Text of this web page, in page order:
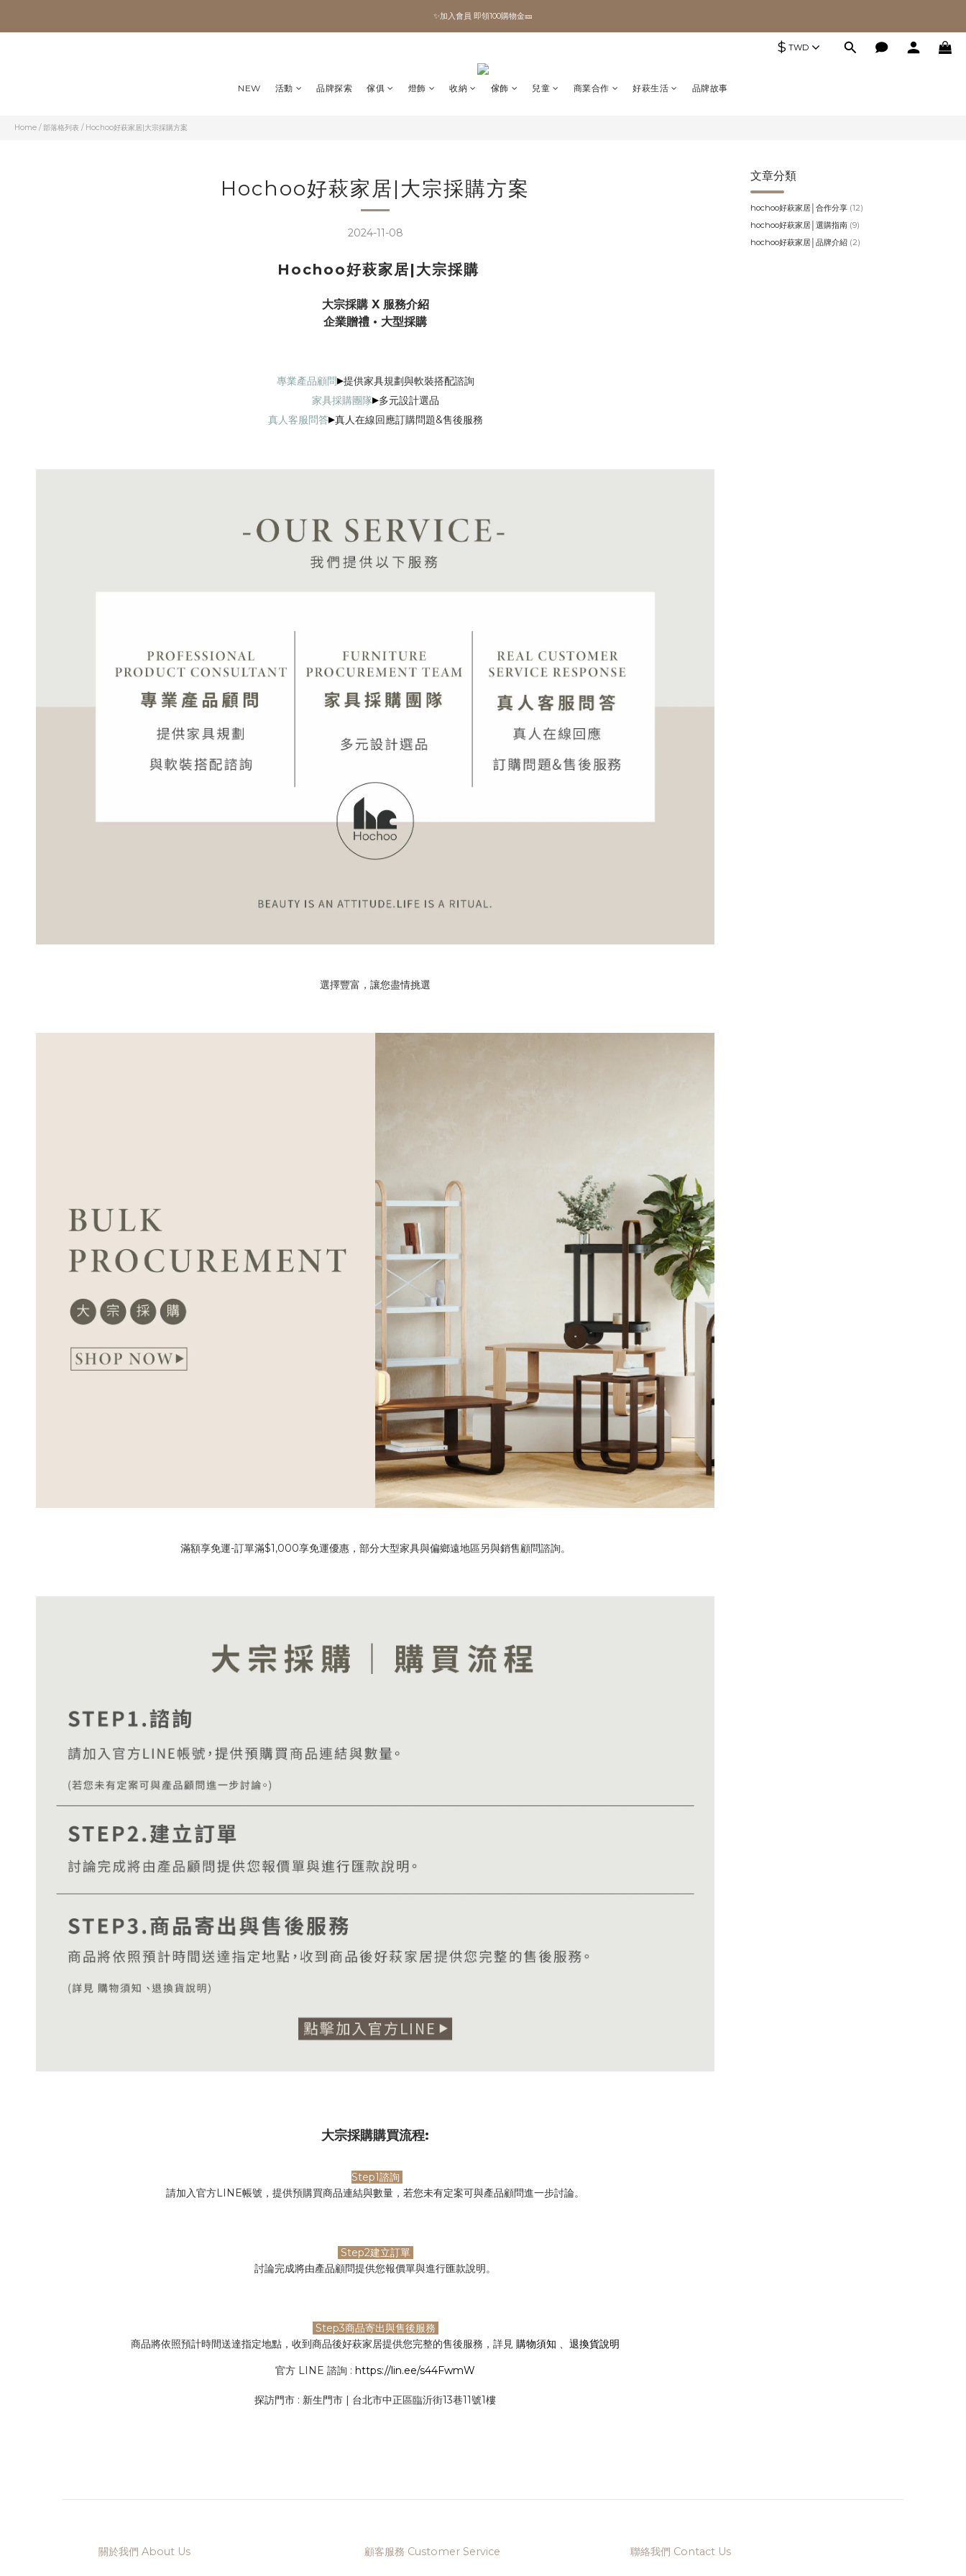
✨加入會員 即領100購物金🎫
✨加入會員 即領100購物金🎫
$ TWD
NEW 活動 品牌探索 傢俱 燈飾 收納 傢飾 兒童 商業合作 好萩生活 品牌故事
Home / 部落格列表 / Hochoo好萩家居|大宗採購方案
Hochoo好萩家居|大宗採購方案
2024-11-08
Hochoo好萩家居|大宗採購
大宗採購 X 服務介紹
企業贈禮 • 大型採購
專業產品顧問▸提供家具規劃與軟裝搭配諮詢
家具採購團隊▸多元設計選品
真人客服問答▸真人在線回應訂購問題&售後服務
選擇豐富，讓您盡情挑選
滿額享免運-訂單滿$1,000享免運優惠，部分大型家具與偏鄉遠地區另與銷售顧問諮詢。
大宗採購購買流程:
Step1諮詢
請加入官方LINE帳號，提供預購買商品連結與數量，若您未有定案可與產品顧問進一步討論。
Step2建立訂單
討論完成將由產品顧問提供您報價單與進行匯款說明。
Step3商品寄出與售後服務
商品將依照預計時間送達指定地點，收到商品後好萩家居提供您完整的售後服務，詳見 購物須知 、 退換貨說明
官方 LINE 諮詢 : https://lin.ee/s44FwmW
探訪門市 : 新生門市 | 台北市中正區臨沂街13巷11號1樓
文章分類
hochoo好萩家居│合作分享 (12)
hochoo好萩家居│選購指南 (9)
hochoo好萩家居│品牌介紹 (2)
關於我們 About Us 顧客服務 Customer Service 聯絡我們 Contact Us